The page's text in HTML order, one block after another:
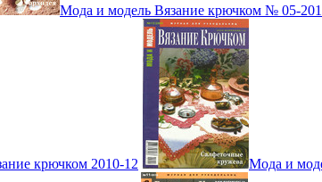
Мода и модель Вязание крючком № 05-
крючком 2010-12 Мода и